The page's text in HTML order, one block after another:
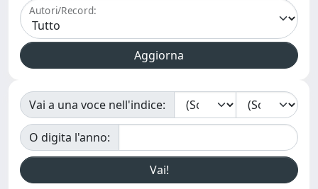
Autori/Record:
Vai a una voce nell'indice:
O digita l'anno: